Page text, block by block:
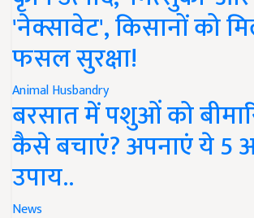
'नेक्सावेट', किसानों को
फसल सुरक्षा!
Animal Husbandry
बरसात में पशुओं को
कैसे बचाएं? अपनाएं ये 5
उपाय..
News